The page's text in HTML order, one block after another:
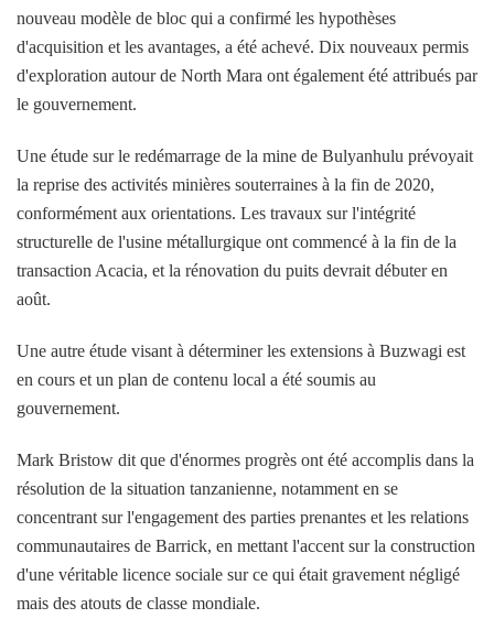
nouveau modèle de bloc qui a confirmé les hypothèses
d'acquisition et les avantages, a été achevé. Dix nouveaux permis
d'exploration autour de North Mara ont également été attribués par
le gouvernement.
Une étude sur le redémarrage de la mine de Bulyanhulu prévoyait
la reprise des activités minières souterraines à la fin de 2020,
conformément aux orientations. Les travaux sur l'intégrité
structurelle de l'usine métallurgique ont commencé à la fin de la
transaction Acacia, et la rénovation du puits devrait débuter en
août.
Une autre étude visant à déterminer les extensions à Buzwagi est
en cours et un plan de contenu local a été soumis au
gouvernement.
Mark Bristow dit que d'énormes progrès ont été accomplis dans la
résolution de la situation tanzanienne, notamment en se
concentrant sur l'engagement des parties prenantes et les relations
communautaires de Barrick, en mettant l'accent sur la construction
d'une véritable licence sociale sur ce qui était gravement négligé
mais des atouts de classe mondiale.